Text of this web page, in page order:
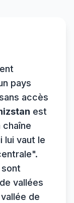
pays
accès
est
chaîne
lui vaut le
vallées
de